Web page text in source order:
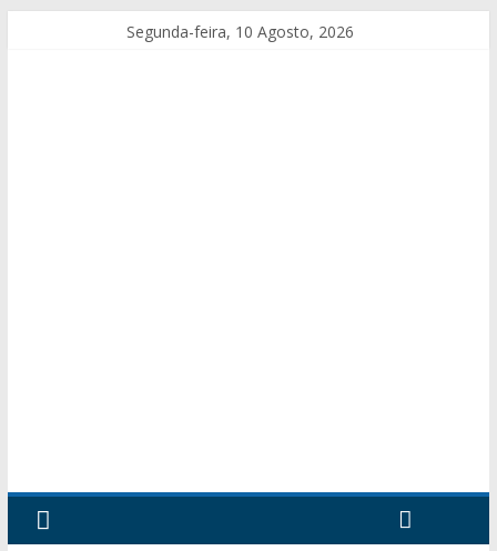
Segunda-feira, 10 Agosto, 2026